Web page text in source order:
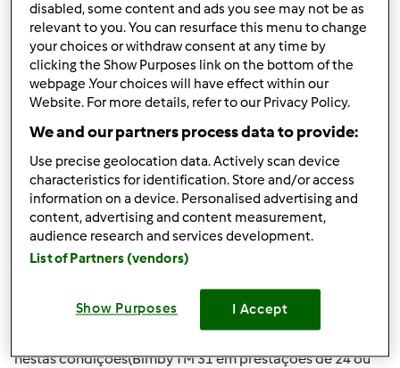
Topo
Iniciar sessãoou registe-se aquipara escrever
comentários
Anónimo (não verificado)
Boa Tarde
nestas condições(Bimby TM 31 em prestações de 24 ou
disabled, some content and ads you see may not be as
relevant to you. You can resurface this menu to change
your choices or withdraw consent at any time by
clicking the Show Purposes link on the bottom of the
webpage .Your choices will have effect within our
Website. For more details, refer to our Privacy Policy.
We and our partners process data to provide:
Use precise geolocation data. Actively scan device
characteristics for identification. Store and/or access
information on a device. Personalised advertising and
content, advertising and content measurement,
audience research and services development.
List of Partners (vendors)
Show Purposes I Accept